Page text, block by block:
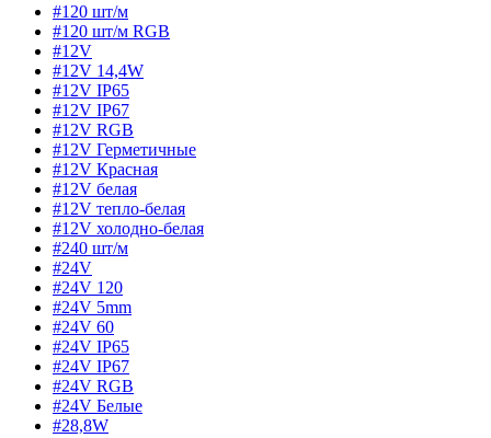
#120 шт/м
#120 шт/м RGB
#12V
#12V 14,4W
#12V IP65
#12V IP67
#12V RGB
#12V Герметичные
#12V Красная
#12V белая
#12V тепло-белая
#12V холодно-белая
#240 шт/м
#24V
#24V 120
#24V 5mm
#24V 60
#24V IP65
#24V IP67
#24V RGB
#24V Белые
#28,8W